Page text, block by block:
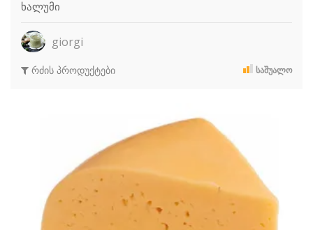
ხალუმი
giorgi
რძის პროდუქტები ᲡᲐᲨᲣᲐᲚᲝ